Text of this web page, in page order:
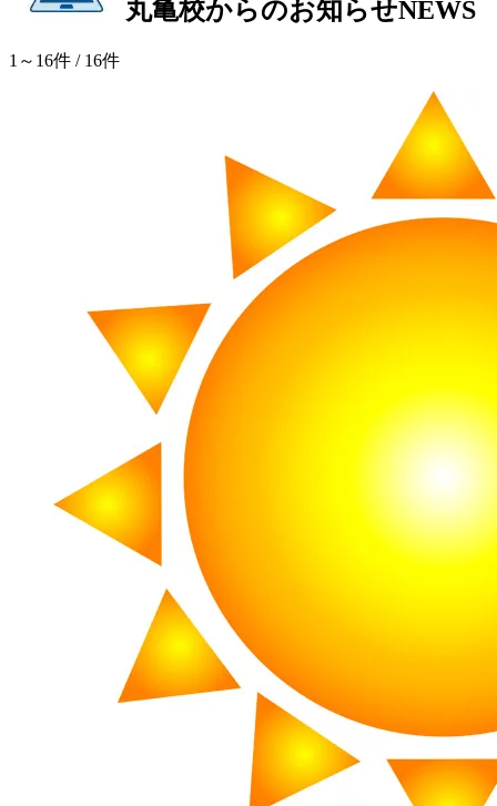
丸亀校からのお知らせNEWS
1～16件 / 16件